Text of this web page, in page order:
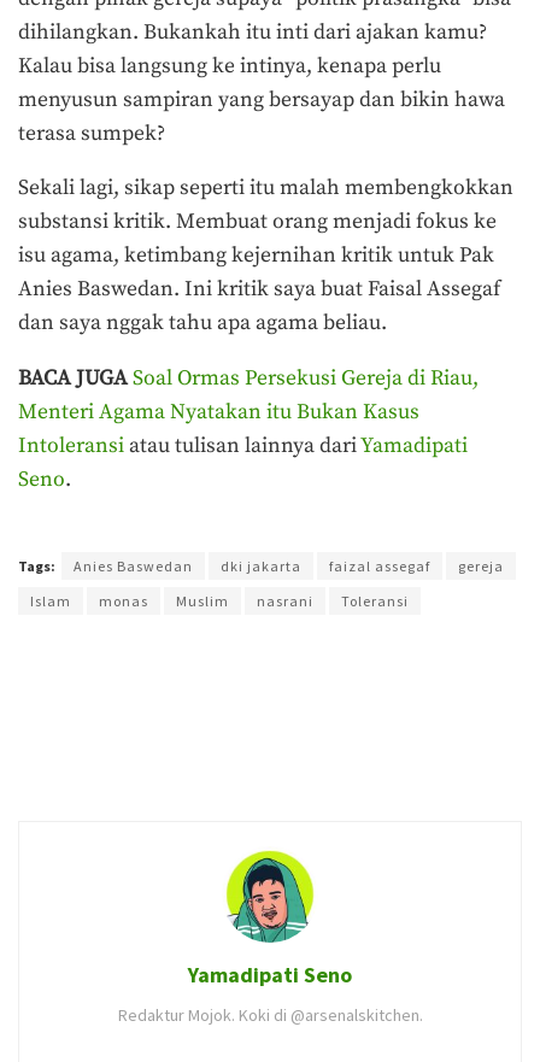
dihilangkan. Bukankah itu inti dari ajakan kamu?
Kalau bisa langsung ke intinya, kenapa perlu
menyusun sampiran yang bersayap dan bikin hawa
terasa sumpek?
Sekali lagi, sikap seperti itu malah membengkokkan
substansi kritik. Membuat orang menjadi fokus ke
isu agama, ketimbang kejernihan kritik untuk Pak
Anies Baswedan. Ini kritik saya buat Faisal Assegaf
dan saya nggak tahu apa agama beliau.
BACA JUGASoal Ormas Persekusi Gereja di Riau,
Menteri Agama Nyatakan itu Bukan Kasus
Intoleransiatau tulisan lainnya dariYamadipati
Seno.
Tags: Anies Baswedan dki jakarta faizal assegaf
gereja
Islam
monas Muslim nasrani Toleransi
Yamadipati Seno
Redaktur Mojok. Koki di @arsenalskitchen.